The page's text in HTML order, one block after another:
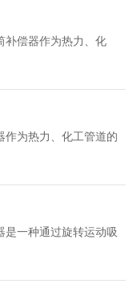
补偿器作为热力、化
作为热力、化工管道的
是一种通过旋转运动吸